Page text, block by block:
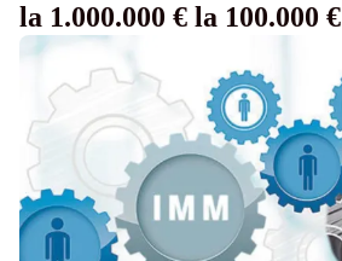
la 1.000.000 € la 100.000 €